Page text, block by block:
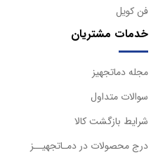
فن کویل
خدمات مشتریان
مجله دماتجهیز
سوالات متداول
شرایط بازگشت کالا
درج محصولات در دمـاتجهیــز